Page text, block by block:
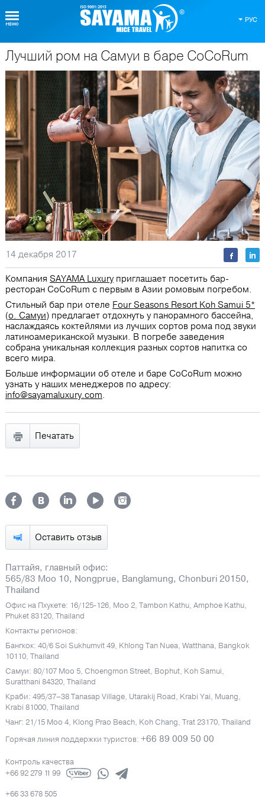
РУС
О Таиланде
Оставить отзыв
Паттайя, главный офис:
565/83 Moo 10, Nongprue, Banglamung, Chonburi 20150,
Thailand
Офис на Пхукете: 16/125-126, Moo 2, Tambon Kathu, Amphoe Kathu,
Phuket 83120, Thailand
Контакты регионов:
Бангкок: 40/6 Soi Sukhumvit 49, Khlong Tan Nuea, Watthana, Bangkok
10110, Thailand
Самуи: 80/107 Moo 5, Choengmon Street, Bophut, Koh Samui,
Suratthani 84320, Thailand
Краби: 495/37–38 Tanasap Village, Utarakij Road, Krabi Yai, Muang,
Krabi 81000, Thailand
Чанг: 21/15 Moo 4, Klong Prao Beach, Koh Chang, Trat 23170, Thailand
Горячая линия поддержки туристов: +66 89 009 50 00
Контроль качества
+66 92 279 11 99
+66 33 678 505
Лучший ром на Самуи в баре CoCoRum
14 декабря 2017
Компания SAYAMA Luxury приглашает посетить бар-
ресторан CoCoRum с первым в Азии ромовым погребом.
Стильный бар при отеле Four Seasons Resort Koh Samui 5*
(о. Самуи) предлагает отдохнуть у панорамного бассейна,
наслаждаясь коктейлями из лучших сортов рома под звуки
латиноамериканской музыки. В погребе заведения
собрана уникальная коллекция разных сортов напитка со
всего мира.
Больше информации об отеле и баре CoCoRum можно
узнать у наших менеджеров по адресу:
info@sayamaluxury.com.
Печатать